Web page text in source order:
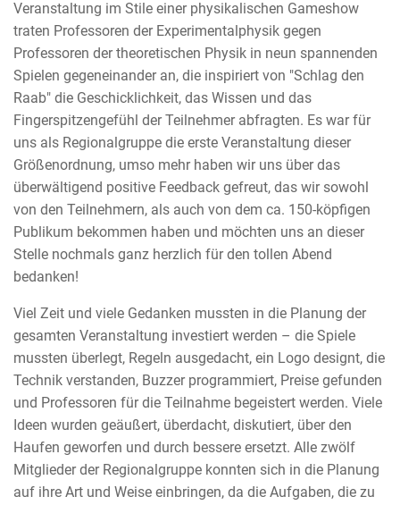
Veranstaltung im Stile einer physikalischen Gameshow
traten Professoren der Experimentalphysik gegen
Professoren der theoretischen Physik in neun spannenden
Spielen gegeneinander an, die inspiriert von "Schlag den
Raab" die Geschicklichkeit, das Wissen und das
Fingerspitzengefühl der Teilnehmer abfragten. Es war für
uns als Regionalgruppe die erste Veranstaltung dieser
Größenordnung, umso mehr haben wir uns über das
überwältigend positive Feedback gefreut, das wir sowohl
von den Teilnehmern, als auch von dem ca. 150-köpfigen
Publikum bekommen haben und möchten uns an dieser
Stelle nochmals ganz herzlich für den tollen Abend
bedanken!
Viel Zeit und viele Gedanken mussten in die Planung der
gesamten Veranstaltung investiert werden – die Spiele
mussten überlegt, Regeln ausgedacht, ein Logo designt, die
Technik verstanden, Buzzer programmiert, Preise gefunden
und Professoren für die Teilnahme begeistert werden. Viele
Ideen wurden geäußert, überdacht, diskutiert, über den
Haufen geworfen und durch bessere ersetzt. Alle zwölf
Mitglieder der Regionalgruppe konnten sich in die Planung
auf ihre Art und Weise einbringen, da die Aufgaben, die zu